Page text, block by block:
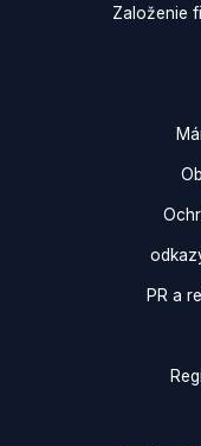
Založenie
PR a